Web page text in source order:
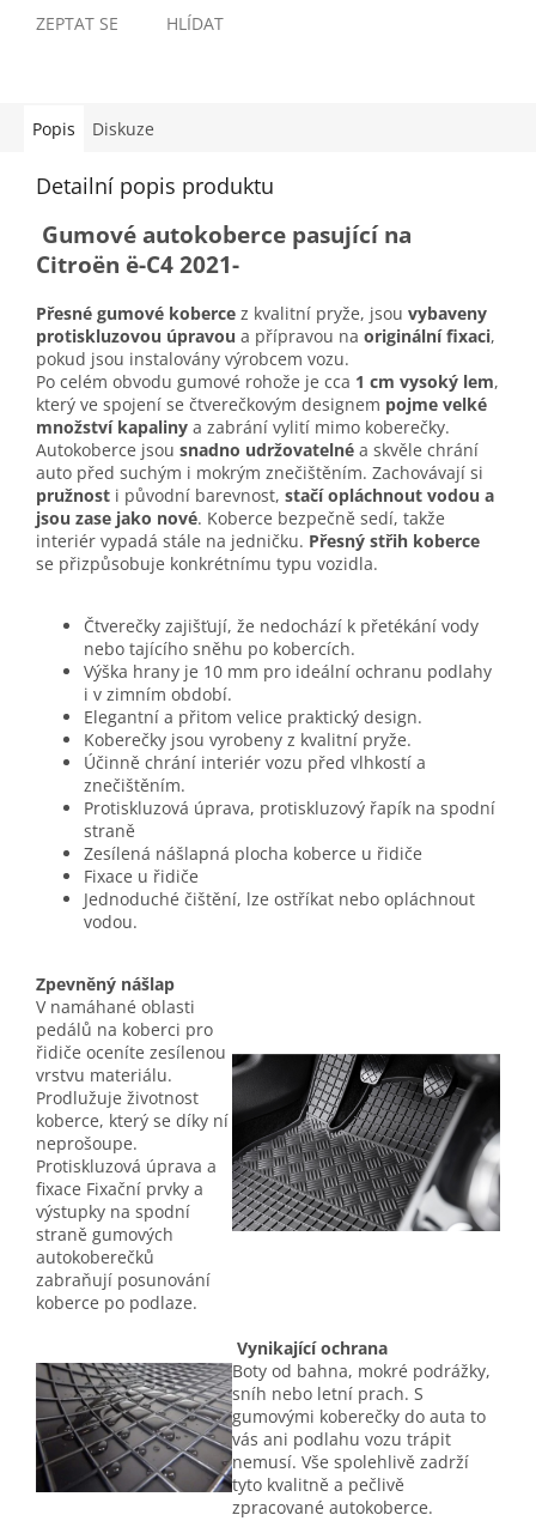
ZEPTAT SE HLÍDAT
Popis Diskuze
Detailní popis produktu
Gumové autokoberce pasující na
Citroën ë-C4 2021-
Přesné gumové koberce z kvalitní pryže, jsou vybaveny
protiskluzovou úpravou a přípravou na originální fixaci,
pokud jsou instalovány výrobcem vozu.
Po celém obvodu gumové rohože je cca 1 cm vysoký lem,
který ve spojení se čtverečkovým designem pojme velké
množství kapaliny a zabrání vylití mimo koberečky.
Autokoberce jsou snadno udržovatelné a skvěle chrání
auto před suchým i mokrým znečištěním. Zachovávají si
pružnost i původní barevnost, stačí opláchnout vodou a
jsou zase jako nové. Koberce bezpečně sedí, takže
interiér vypadá stále na jedničku. Přesný střih koberce
se přizpůsobuje konkrétnímu typu vozidla.
Čtverečky zajišťují, že nedochází k přetékání vody
nebo tajícího sněhu po kobercích.
Výška hrany je 10 mm pro ideální ochranu podlahy
i v zimním období.
Elegantní a přitom velice praktický design.
Koberečky jsou vyrobeny z kvalitní pryže.
Účinně chrání interiér vozu před vlhkostí a
znečištěním.
Protiskluzová úprava, protiskluzový řapík na spodní
straně
Zesílená nášlapná plocha koberce u řidiče
Fixace u řidiče
Jednoduché čištění, lze ostříkat nebo opláchnout
vodou.
Zpevněný nášlap
V namáhané oblasti
pedálů na koberci pro
řidiče oceníte zesílenou
vrstvu materiálu.
Prodlužuje životnost
koberce, který se díky ní
neprošoupe.
Protiskluzová úprava a
fixace Fixační prvky a
výstupky na spodní
straně gumových
autokoberečků
zabraňují posunování
koberce po podlaze.
Vynikající ochrana
Boty od bahna, mokré podrážky,
sníh nebo letní prach. S
gumovými koberečky do auta to
vás ani podlahu vozu trápit
nemusí. Vše spolehlivě zadrží
tyto kvalitně a pečlivě
zpracované autokoberce.